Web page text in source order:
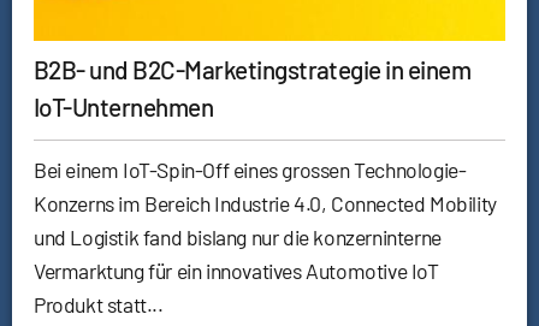
B2B- und B2C-Marketingstrategie in einem
IoT-Unternehmen
Bei einem IoT-Spin-Off eines grossen Technologie-
Konzerns im Bereich Industrie 4.0, Connected Mobility
und Logistik fand bislang nur die konzerninterne
Vermarktung für ein innovatives Automotive IoT
Produkt statt...